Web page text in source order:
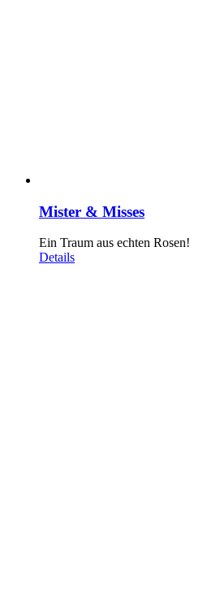
Mister & Misses
Ein Traum aus echten Rosen!
Details